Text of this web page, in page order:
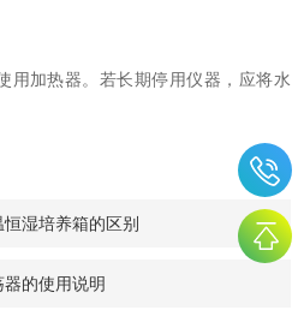
加热器。若长期停用仪器，应将水
湿培养箱的区别
的使用说明